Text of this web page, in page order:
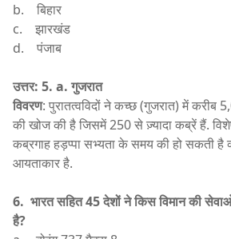
b. बिहार
c. झारखंड
d. पंजाब
उत्तर: 5. a.गुजरात
विवरण: पुरातत्वविदों ने कच्छ (गुजरात) में करीब
की खोज की है जिसमें 250 से ज़्यादा कब्रें हैं.
कब्रगाह हड़प्पा सभ्यता के समय की हो सकती है
आयताकार है.
6. भारत सहित 45 देशों ने किस विमान की
है?